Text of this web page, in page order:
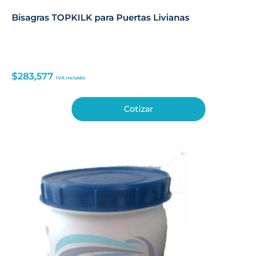
Bisagras TOPKILK para Puertas Livianas
$283,577 IVA Incluido
Cotizar